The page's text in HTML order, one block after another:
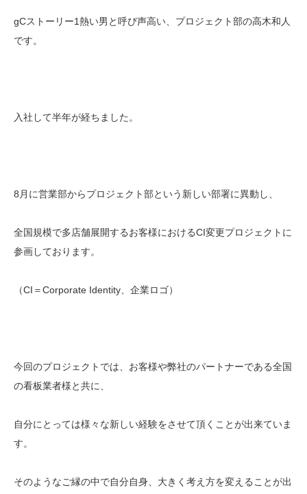
gCストーリー1熱い男と呼び声高い、プロジェクト部の高木和人
です。
入社して半年が経ちました。
8月に営業部からプロジェクト部という新しい部署に異動し、
全国規模で多店舗展開するお客様におけるCI変更プロジェクトに
参画しております。
（CI＝Corporate Identity、企業ロゴ）
今回のプロジェクトでは、お客様や弊社のパートナーである全国
の看板業者様と共に、
自分にとっては様々な新しい経験をさせて頂くことが出来ていま
す。
そのようなご縁の中で自分自身、大きく考え方を変えることが出